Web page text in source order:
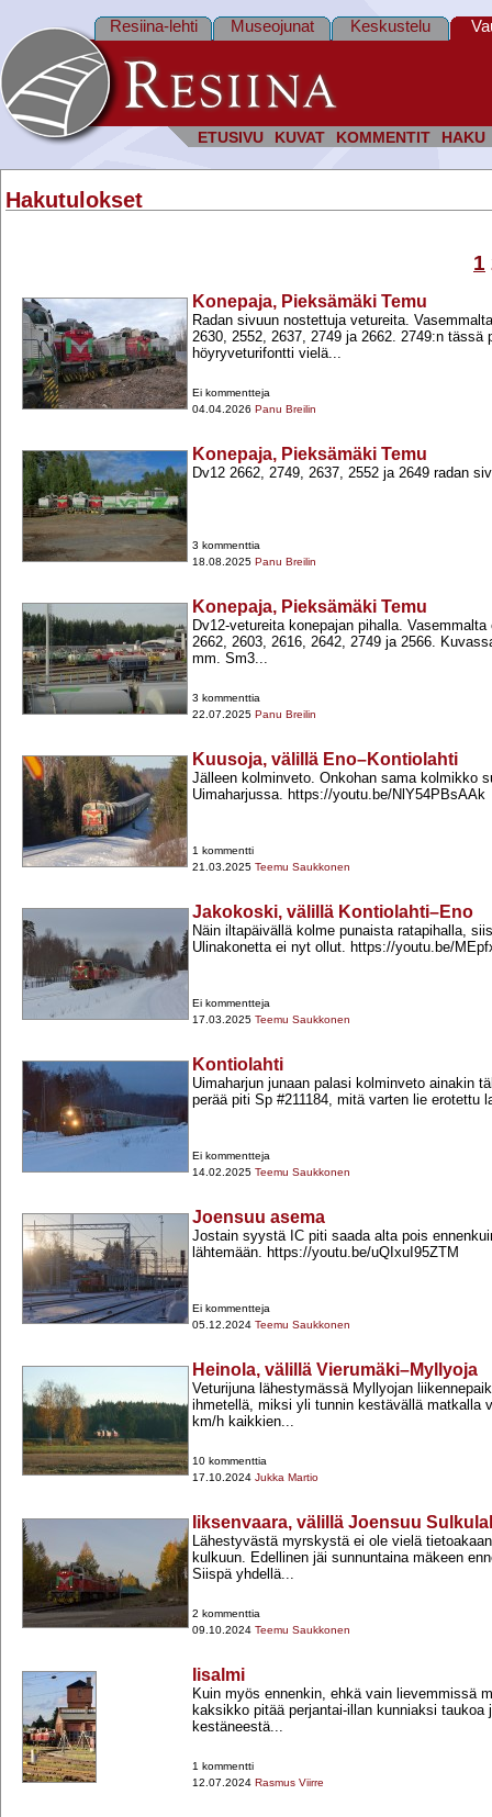
ETUSIVU KUVAT KOMMENTIT HAKU
Resiina-lehti Museojunat Keskustelu
Hakutulokset
1
Konepaja, Pieksämäki Temu
Radan sivuun nostettuja vetureita.
2630, 2552, 2637, 2749 ja 2662. 2749:n tässä
höyryveturifontti vielä...
Ei kommentteja
04.04.2026 Panu Breilin
Konepaja, Pieksämäki Temu
Dv12 2662, 2749, 2637, 2552 ja 2649 radan
3 kommenttia
18.08.2025 Panu Breilin
Konepaja, Pieksämäki Temu
Dv12-​vetureita konepajan pihalla.
2662, 2603, 2616, 2642, 2749 ja 2566.
mm. Sm3...
3 kommenttia
22.07.2025 Panu Breilin
Kuusoja, välillä Eno–Kontiolahti
Jälleen kolminveto. Onkohan sama kolmikko
Uimaharjussa. https://youtu.be/NlY54PBsAAk
1 kommentti
21.03.2025 Teemu Saukkonen
Jakokoski, välillä Kontiolahti–Eno
Näin iltapäivällä kolme punaista ratapihalla,
Ulinakonetta ei nyt ollut. https://youtu.be/
Ei kommentteja
17.03.2025 Teemu Saukkonen
Kontiolahti
Uimaharjun junaan palasi kolminveto ainakin
perää piti Sp #211184, mitä varten lie erotettu
Ei kommentteja
14.02.2025 Teemu Saukkonen
Joensuu asema
Jostain syystä IC piti saada alta pois
lähtemään. https://youtu.be/uQIxuI95ZTM
Ei kommentteja
05.12.2024 Teemu Saukkonen
Heinola, välillä Vierumäki–Myllyoja
Veturijuna lähestymässä Myllyojan
ihmetellä, miksi yli tunnin kestävällä matkalla
km/h kaikkien...
10 kommenttia
17.10.2024 Jukka Martio
Iiksenvaara, välillä Joensuu
Lähestyvästä myrskystä ei ole vielä
kulkuun. Edellinen jäi sunnuntaina mäkeen
Siispä yhdellä...
2 kommenttia
09.10.2024 Teemu Saukkonen
Iisalmi
Kuin myös ennenkin, ehkä vain lievemmissä
kaksikko pitää perjantai-​illan kunniaksi taukoa
kestäneestä...
1 kommentti
12.07.2024 Rasmus Viirre